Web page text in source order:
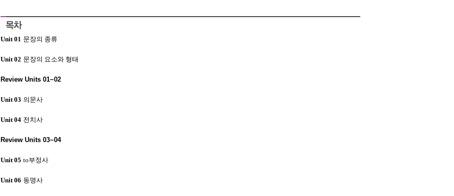
Unit 01 문장의 종류
Unit 02 문장의 요소와 형태
Review Units 01~02
Unit 03 의문사
Unit 04 전치사
Review Units 03~04
Unit 05 to부정사
Unit 06 동명사